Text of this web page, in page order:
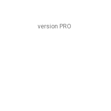
version PRO